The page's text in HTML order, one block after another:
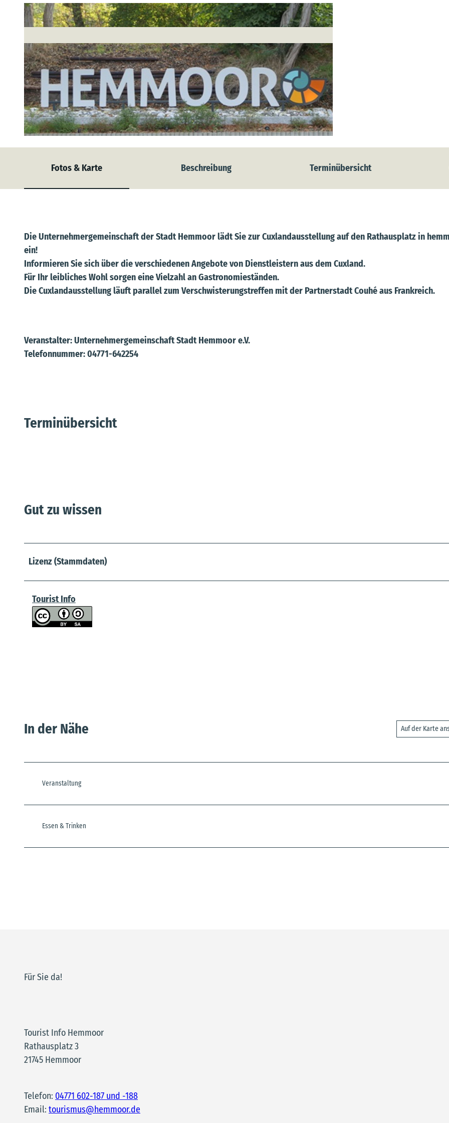
Fotos & Karte Beschreibung Terminübersicht
Die Unternehmergemeinschaft der Stadt Hemmoor lädt Sie zur Cuxlandausstellung auf den Rathausplatz in
ein!
Informieren Sie sich über die verschiedenen Angebote von Dienstleistern aus dem Cuxland.
Für Ihr leibliches Wohl sorgen eine Vielzahl an Gastronomieständen.
Die Cuxlandausstellung läuft parallel zum Verschwisterungstreffen mit der Partnerstadt Couhé aus Frankreich.
Veranstalter: Unternehmergemeinschaft Stadt Hemmoor e.V.
Telefonnummer: 04771-642254
Terminübersicht
Gut zu wissen
Lizenz (Stammdaten)
Tourist Info
In der Nähe Auf der Karte
Veranstaltung
Essen & Trinken
Für Sie da!
Tourist Info Hemmoor
Rathausplatz 3
21745 Hemmoor
Telefon: 04771 602-187 und -188
Email: tourismus@hemmoor.de